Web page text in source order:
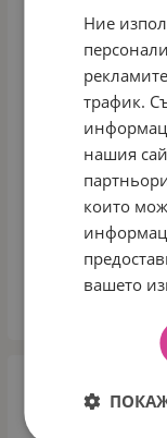
КОМПЛЕКТ КОШ
Ние
трафик.
нашия
които
вашето